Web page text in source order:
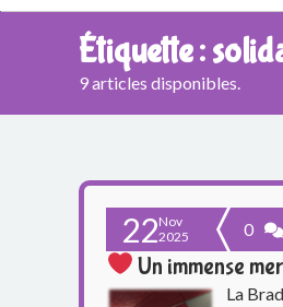
e
e
b
l
o
g
Étiquette :
9 articles disponibles.
22Nov
2025
0
Un immense
La